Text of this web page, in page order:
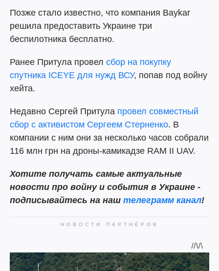
Позже стало известно, что компания Baykar
решила предоставить Украине три
беспилотника бесплатно.
Ранее Притула провел сбор на покупку
спутника ICEYE для нужд ВСУ, попав под войну
хейта.
Недавно Сергей Притула провел совместный
сбор с активистом Сергеем Стерненко. В
компании с ним они за несколько часов собрали
116 млн грн на дроны-камикадзе RAM II UAV.
Хотите получать самые актуальные
новости про войну и события в Украине -
подписывайтесь на наш телеграмм канал!